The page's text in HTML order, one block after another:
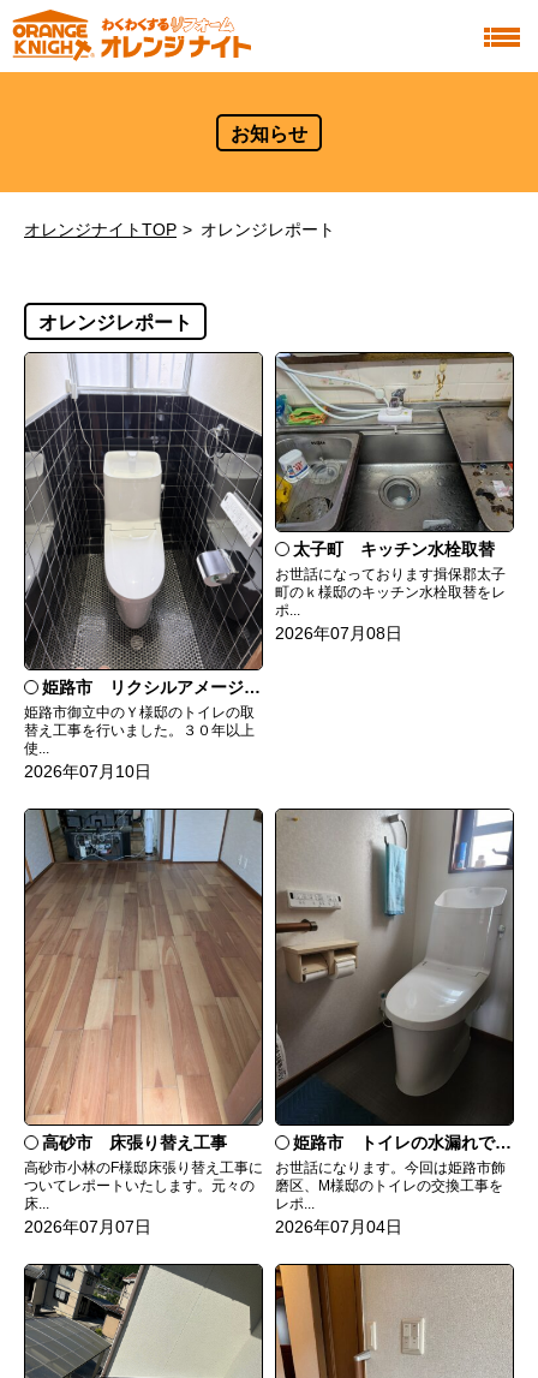
お知らせ
オレンジナイトTOP オレンジレポート
オレンジレポート
姫路市 リクシルアメージュシャワートイレ
姫路市御立中のＹ様邸のトイレの取
替え工事を行いました。３０年以上
使...
2026年07月10日
太子町 キッチン水栓取替
お世話になっております揖保郡太子
町のｋ様邸のキッチン水栓取替をレ
ポ...
2026年07月08日
高砂市 床張り替え工事
高砂市小林のF様邸床張り替え工事に
ついてレポートいたします。元々の
床...
2026年07月07日
姫路市 トイレの水漏れで交換
お世話になります。今回は姫路市飾
磨区、M様邸のトイレの交換工事を
レポ...
2026年07月04日